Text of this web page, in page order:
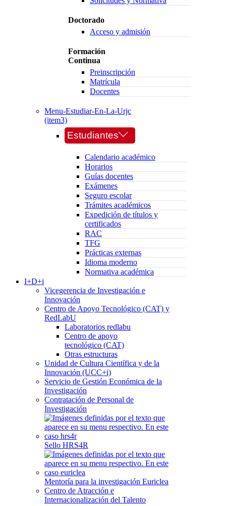
Doctorado
Acceso y admisión
Formación
Continua
Preinscripción
Matrícula
Docentes
Menu-Estudiar-En-La-Urjc
(item3)
Estudiantes
Calendario académico
Horarios
Guías docentes
Exámenes
Seguro escolar
Trámites académicos
Expedición de títulos y
certificados
RAC
TFG
Prácticas externas
Idioma moderno
Normativa académica
I+D+i
Vicegerencia de Investigación e
Innovación
Centro de Apoyo Tecnológico (CAT) y
RedLabU
Laboratorios redlabu
Centro de apoyo
tecnológico (CAT)
Otras estructuras
Unidad de Cultura Científica y de la
Innovación (UCC+i)
Servicio de Gestión Económica de la
Investigación
Contratación de Personal de
Investigación
Sello HRS4R
Mentoría para la investigación Euriclea
Centro de Atracción e
Internacionalización del Talento